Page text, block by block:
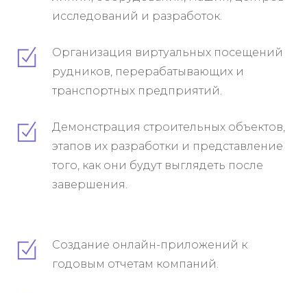
исследований и разработок.
Организация виртуальных посещений
рудников, перерабатывающих и
транспортных предприятий.
Демонстрация строительных объектов,
этапов их разработки и представление
того, как они будут выглядеть после
завершения.
Создание онлайн-приложений к
годовым отчетам компаний.